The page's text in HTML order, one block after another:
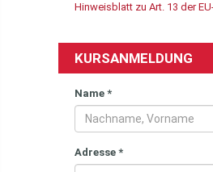
Hinweisblatt zu Art. 13 der
KURSANMELDUNG
Name *
Adresse *